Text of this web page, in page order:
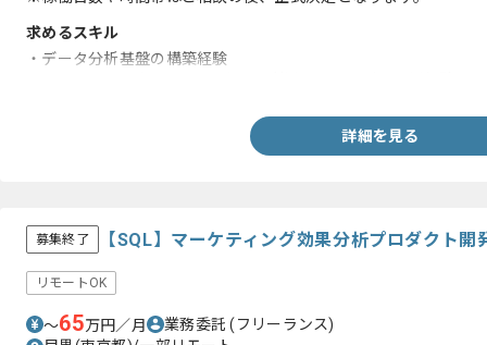
求めるスキル
・データ分析基盤の構築経験
詳細を見る
募集終了 【SQL】マーケティング効果分析プロダクト
リモートOK
〜65万円／月 業務委託(フリーランス)